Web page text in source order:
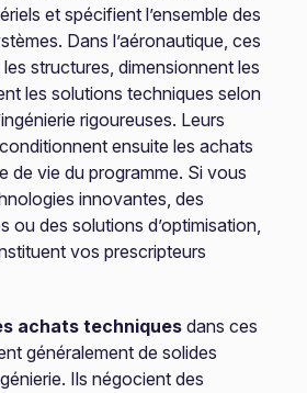
et spécifient l’ensemble des
Dans l’aéronautique, ces
structures, dimensionnent les
les solutions techniques selon
rigoureuses. Leurs
ensuite les achats
de vie du programme. Si vous
innovantes, des
ou des solutions d’optimisation,
vos prescripteurs
achats techniquesdans ces
généralement de solides
Ils négocient des